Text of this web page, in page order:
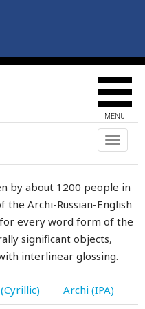
MENU
Toggle
by about 1200 people in
the Archi-Russian-English
every word form of the
significant objects,
interlinear glossing.
Archi (IPA)